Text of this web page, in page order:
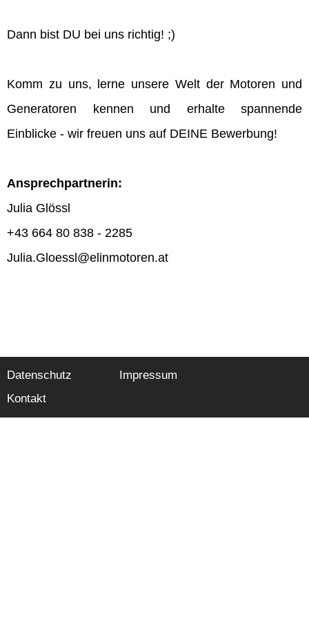
Dann bist DU bei uns richtig! ;)
Komm zu uns, lerne unsere Welt der Motoren und
Generatoren kennen und erhalte spannende
Einblicke - wir freuen uns auf DEINE Bewerbung!
Ansprechpartnerin:
Julia Glössl
+43 664 80 838 - 2285
Julia.Gloessl@elinmotoren.at
Datenschutz
Impressum
Kontakt